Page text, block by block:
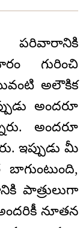
పరివారానికి
గురించి
అలౌకిక
అందరూ
అందరూ
ఇప్పుడు మీ
పాత్రులుగా
నూతన